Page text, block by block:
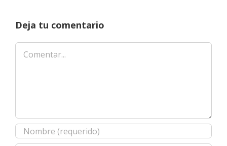
Deja tu comentario
Comentar